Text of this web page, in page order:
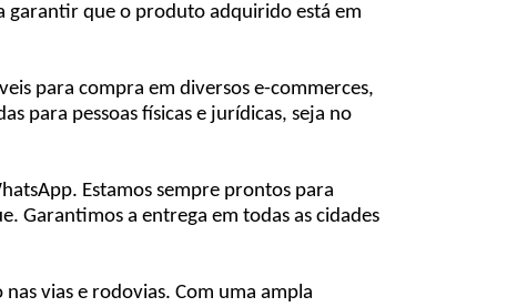
garantir que o produto adquirido está em
para compra em diversos e-commerces,
para pessoas físicas e jurídicas, seja no
Estamos sempre prontos para
Garantimos a entrega em todas as cidades
vias e rodovias. Com uma ampla